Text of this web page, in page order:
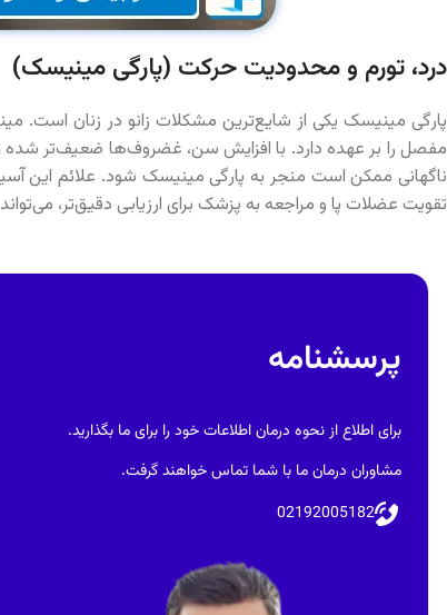
درد، تورم و محدودیت حرکت (پارگی مینیسک)
پارگی مینیسک یکی از شایع‌ترین مشکلات زانو در زنان است.
مفصل را بر عهده دارد. با افزایش سن، غضروف‌ها ضعیف‌تر
ناگهانی ممکن است منجر به پارگی مینیسک شود. علائم این
تقویت عضلات پا و مراجعه به پزشک برای ارزیابی دقیق‌تر،